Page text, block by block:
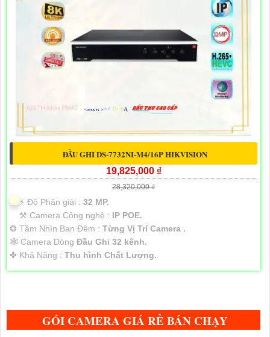
ĐẦU GHI DS-7732NI-M4/16P HIKVISION
19,825,000 ₫
28,320,000 ₫
️⚡ Độ Phân giải : 32 MP.
⚒ Camera Công nghệ : IP POE.
❂ Tầm Nhìn Ban Đêm : Từng Vị Trí Camera .
🕸️ Camera Dòng Đầu Ghi 32 kênh.
️✤ Khả Năng : Thu hình Chất Lượng.
GÓI CAMERA GIÁ RẺ BÁN CHẠY